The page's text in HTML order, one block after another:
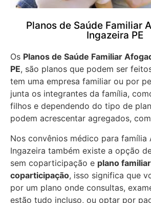
Planos de Saúde Familiar
Ingazeira PE
Os Planos de Saúde Familiar
PE, são planos que podem ser
tem uma empresa familiar ou por
junta os integrantes da família,
filhos e dependendo do tipo de
podem acrescentar agregados,
Nos convênios médico para família
Ingazeira também existe a opção
sem coparticipação e plano
coparticipação, isso significa que
por um plano onde consultas,
estão tudo incluso, ou optar por